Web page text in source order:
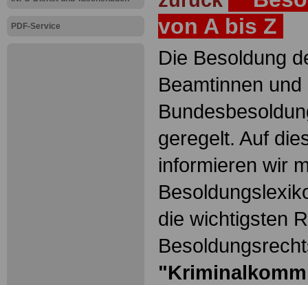
PDF-Service
von A bis Z
Die Besoldung
Beamtinnen
geregelt. Auf
informieren wir
die wichtigsten